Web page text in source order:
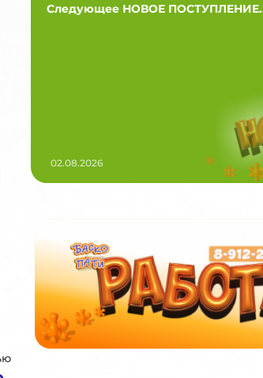
Следующее НОВОЕ
02.08.2026